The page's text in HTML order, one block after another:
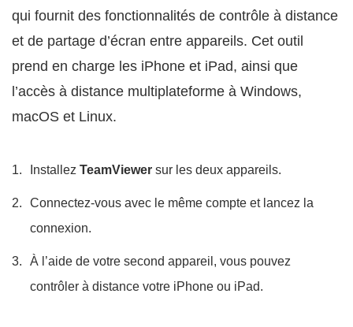
qui fournit des fonctionnalités de contrôle à distance
et de partage d’écran entre appareils. Cet outil
prend en charge les iPhone et iPad, ainsi que
l’accès à distance multiplateforme à Windows,
macOS et Linux.
Installez TeamViewer sur les deux appareils.
Connectez-vous avec le même compte et lancez la
connexion.
À l’aide de votre second appareil, vous pouvez
contrôler à distance votre iPhone ou iPad.